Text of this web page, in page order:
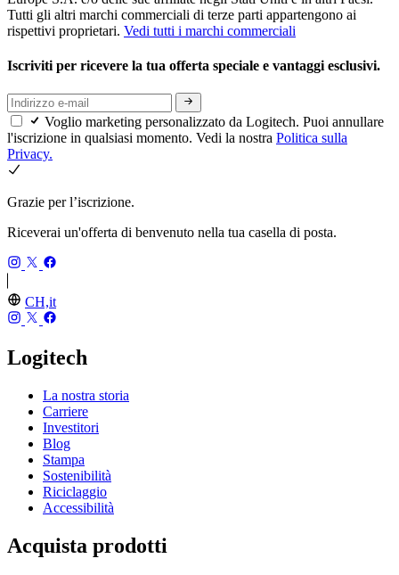
Tutti gli altri marchi commerciali di terze parti appartengono ai
rispettivi proprietari. Vedi tutti i marchi commerciali
Iscriviti per ricevere la tua offerta speciale e vantaggi esclusivi.
Voglio marketing personalizzato da Logitech. Puoi annullare
l'iscrizione in qualsiasi momento. Vedi la nostra Politica sulla
Privacy.
Grazie per l’iscrizione.
Riceverai un'offerta di benvenuto nella tua casella di posta.
CH,it
Logitech
La nostra storia
Carriere
Investitori
Blog
Stampa
Sostenibilità
Riciclaggio
Accessibilità
Acquista prodotti